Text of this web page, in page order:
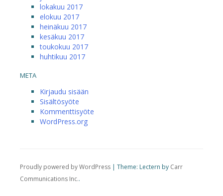
lokakuu 2017
elokuu 2017
heinäkuu 2017
kesäkuu 2017
toukokuu 2017
huhtikuu 2017
META
Kirjaudu sisään
Sisältösyöte
Kommenttisyöte
WordPress.org
Proudly powered by WordPress | Theme: Lectern by Carr
Communications Inc..